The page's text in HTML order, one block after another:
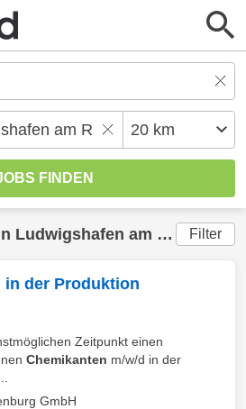
Ludwigshafen am Rhein (20
Filter
in der Produktion
Zeitpunkt einen
Chemikanten m/w/d in der
GmbH